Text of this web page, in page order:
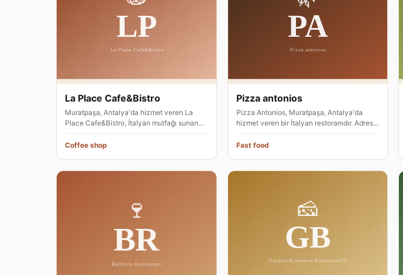
La Place Cafe&Bistro
Muratpaşa, Antalya'da hizmet veren La
Place Cafe&Bistro, İtalyan mutfağı sunan
bir restorandır. İşletme, 3807.…
Coffee shop
Pizza antonios
Pizza Antonios, Muratpaşa, Antalya'da
hizmet veren bir İtalyan restoranıdır. Adresi
3807. Sokak 13A olarak bel…
Fast food